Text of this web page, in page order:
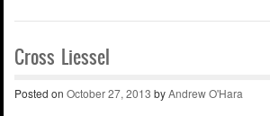
Cross Liessel
Posted on October 27, 2013 byAndrew O'Hara